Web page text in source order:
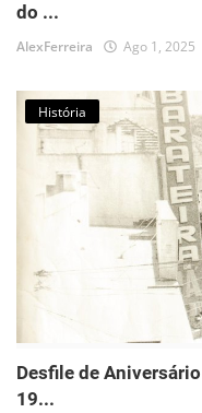
do ...
AlexFerreira Ago 1, 2025
História
Desfile de
19...